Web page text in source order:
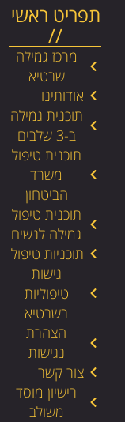
תפריט ראשי
//
מרכז גמילה
שבטיא
אודותינו
תוכנית גמילה
ב-3 שלבים
תוכנית טיפול
משרד
הביטחון
תוכנית טיפול
גמילה לנשים
תוכניות טיפול
גישות
טיפוליות
בשבטיא
הצהרת
נגישות
צור קשר
רישיון מוסד
משולב